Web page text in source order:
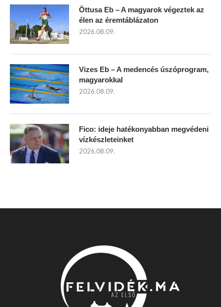
Öttusa Eb – A magyarok végeztek az
élen az éremtáblázaton
2026.08.09.
Vizes Eb – A medencés úszóprogram,
magyarokkal
2026.08.09.
Fico: ideje hatékonyabban megvédeni
vízkészleteinket
2026.08.09.